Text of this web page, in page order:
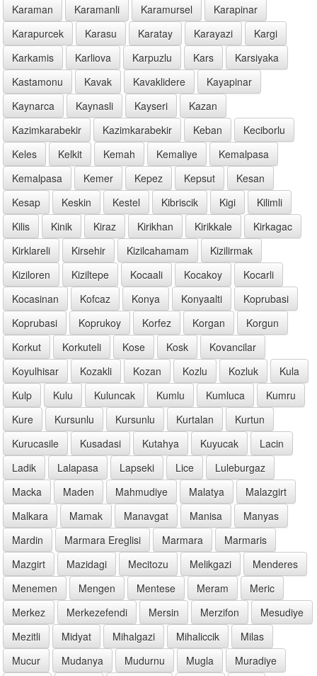
Karaman
Karamanli Karamursel
Karapinar
Karapurcek
Karasu Karatay Karayazi
Kargi
Karkamis
Karliova Karpuzlu Kars
Karsiyaka
Kastamonu
Kavak Kavaklidere
Kayapinar
Kaynarca
Kaynasli Kayseri
Kazan
Kazimkarabekir
Kazimkarabekir Keban
Keciborlu
Keles
Kelkit Kemah Kemaliye
Kemalpasa
Kemalpasa
Kemer Kepez Kepsut
Kesan
Kesap
Keskin Kestel Kibriscik Kigi
Kilimli
Kilis
Kinik Kiraz Kirikhan Kirikkale
Kirkagac
Kirklareli
Kirsehir Kizilcahamam
Kizilirmak
Kiziloren
Kiziltepe Kocaali Kocakoy
Kocarli
Kocasinan
Kofcaz Konya Konyaalti
Koprubasi
Koprubasi
Koprukoy Korfez Korgan
Korgun
Korkut
Korkuteli Kose Kosk
Kovancilar
Koyulhisar
Kozakli Kozan Kozlu Kozluk
Kula
Kulp
Kulu Kuluncak Kumlu Kumluca
Kumru
Kure
Kursunlu Kursunlu Kurtalan
Kurtun
Kurucasile
Kusadasi Kutahya Kuyucak
Lacin
Ladik
Lalapasa Lapseki Lice
Luleburgaz
Macka
Maden Mahmudiye Malatya
Malazgirt
Malkara
Mamak Manavgat Manisa
Manyas
Mardin
Marmara Ereglisi Marmara
Marmaris
Mazgirt
Mazidagi Mecitozu Melikgazi
Menderes
Menemen
Mengen Mentese Meram
Meric
Merkez
Merkezefendi Mersin Merzifon
Mesudiye
Mezitli
Midyat Mihalgazi Mihaliccik
Milas
Mucur
Mudanya Mudurnu Mugla
Muradiye